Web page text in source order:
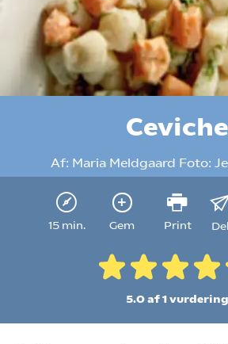
Ceviche
Af: Maria Meldgaard Foto:
15 min. Gem Print Del
5.0 af 1vurdering